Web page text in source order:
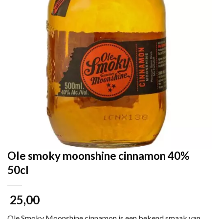
Ole smoky moonshine cinnamon 40%
50cl
25,00